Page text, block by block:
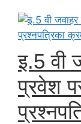
इ.5 वी
प्रवेश